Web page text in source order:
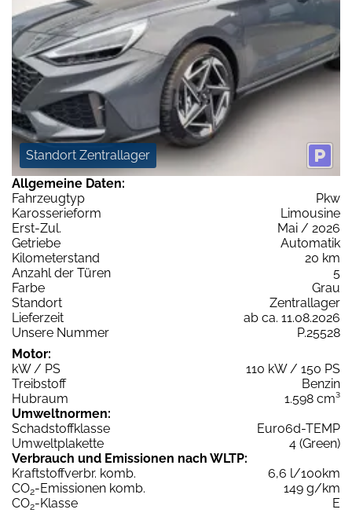
Standort Zentrallager
Allgemeine Daten:
Fahrzeugtyp
Pkw
Karosserieform
Limousine
Erst-Zul.
Mai / 2026
Getriebe
Automatik
Kilometerstand
20 km
Anzahl der Türen
5
Farbe
Grau
Standort
Zentrallager
Lieferzeit
ab ca. 11.08.2026
Unsere Nummer
P.25528
Motor:
kW / PS
110 kW / 150 PS
Treibstoff
Benzin
Hubraum
1.598 cm³
Umweltnormen:
Schadstoffklasse
Euro6d-TEMP
Umweltplakette
4 (Green)
Verbrauch und Emissionen nach WLTP:
Kraftstoffverbr. komb.
6,6 l/100km
CO2-Emissionen komb.
149 g/km
CO2-Klasse
E